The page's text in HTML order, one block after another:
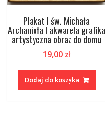
Plakat I św. Michała
Archanioła I akwarela grafika
artystyczna obraz do domu
19,00 zł
Dodaj do koszyka